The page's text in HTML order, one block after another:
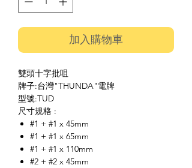
加入購物車
雙頭十字批咀
牌子:台灣"THUNDA"電牌
型號:TUD
尺寸規格 :
#1 + #1 x 45mm
#1 + #1 x 65mm
#1 + #1 x 110mm
#2 + #2 x 45mm